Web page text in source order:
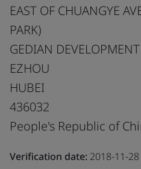
EAST OF CHUANGYE
PARK)
GEDIAN
EZHOU
HUBEI
436032
People's Republic of
Verification date: 2018-11-28